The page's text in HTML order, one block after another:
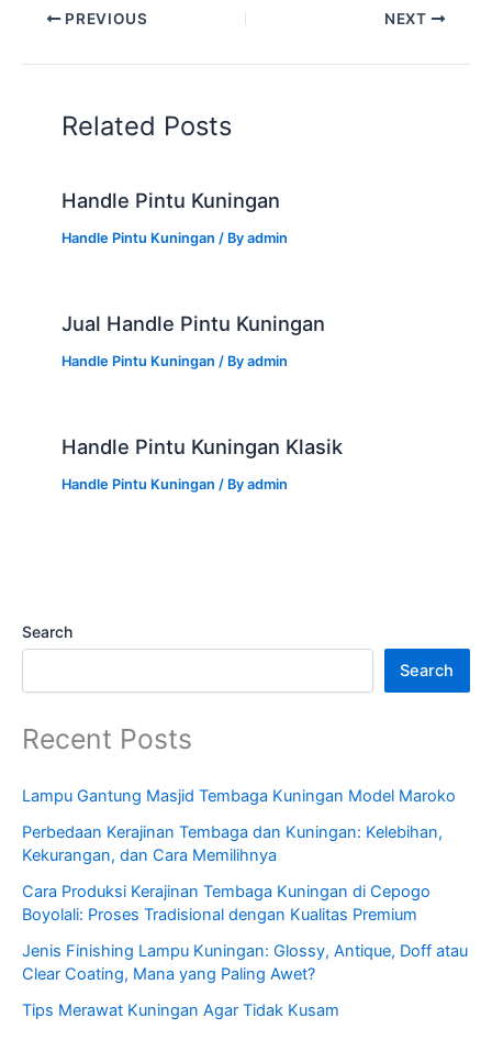
PREVIOUS NEXT
Related Posts
Handle Pintu Kuningan
Handle Pintu Kuningan / Byadmin
Jual Handle Pintu Kuningan
Handle Pintu Kuningan / Byadmin
Handle Pintu Kuningan Klasik
Handle Pintu Kuningan / Byadmin
Search
Search
Recent Posts
Lampu Gantung Masjid Tembaga Kuningan Model Maroko
Perbedaan Kerajinan Tembaga dan Kuningan: Kelebihan,
Kekurangan, dan Cara Memilihnya
Cara Produksi Kerajinan Tembaga Kuningan di Cepogo
Boyolali: Proses Tradisional dengan Kualitas Premium
Jenis Finishing Lampu Kuningan: Glossy, Antique, Doff atau
Clear Coating, Mana yang Paling Awet?
Tips Merawat Kuningan Agar Tidak Kusam